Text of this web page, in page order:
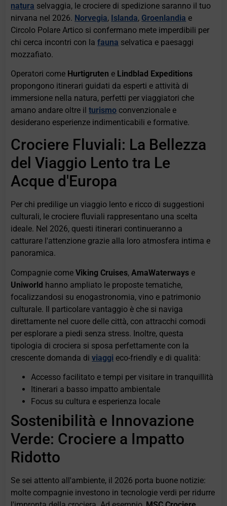
natura selvaggia, le crociere di spedizione saranno il tuo
nirvana nel 2026. Norvegia, Islanda, Groenlandia e
Circolo Polare Artico si confermano mete imperdibili per
chi cerca incontri con lafauna selvatica e paesaggi
mozzafiato.
Operatori come Hurtigruten e Lindblad Expeditions
propongono itinerari guidati da esperti e attività di
immersione nella natura, perfetti per viaggiatori che
amano andare oltre ilturismo convenzionale e
desiderano esperienze indimenticabili e formative.
Crociere Fluviali: La Bellezza
del Viaggio Lento tra Le
Acque d'Europa
Per chi predilige un viaggio lento e ricco di suggestioni
culturali, le crociere fluviali rappresentano una scelta
ideale. Nel 2026, questi itinerari continueranno a
catturare l'attenzione grazie alla loro atmosfera intima e
panoramica.
Compagnie comeViking Cruises,AmaWaterways e
Uniworld hanno ampliato le proposte tematiche,
focalizzandosi su enogastronomia, vino e patrimonio
culturale. Il particolare vantaggio è che si naviga
direttamente nel cuore delle città, con attracchi comodi
per esplorare a piedi senza stress. Inoltre, questa
tipologia di crociera si sposa perfettamente con la
crescente domanda diviaggi eco-friendly e di qualità:
Accesso facilitato e tempi per visitare in tranquillità
Itinerari a basso impatto ambientale
Focus su cultura e esperienza locale
Sostenibilità e Innovazione
Verde: Crociere a Impatto
Ridotto
Se sei attento all'ambiente, il 2026 porta buone notizie:
molte compagnie investono in tecnologie verdi per ridurre